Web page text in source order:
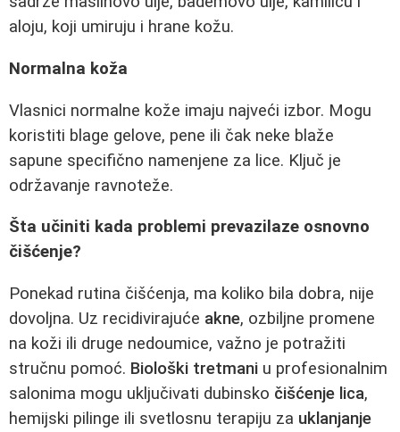
aloju, koji umiruju i hrane kožu.
Normalna koža
Vlasnici normalne kože imaju najveći izbor. Mogu
koristiti blage gelove, pene ili čak neke blaže
sapune specifično namenjene za lice. Ključ je
održavanje ravnoteže.
Šta učiniti kada problemi prevazilaze osnovno
čišćenje?
Ponekad rutina čišćenja, ma koliko bila dobra, nije
dovoljna. Uz recidivirajuće akne, ozbiljne promene
na koži ili druge nedoumice, važno je potražiti
stručnu pomoć. Biološki tretmani u profesionalnim
salonima mogu uključivati dubinsko čišćenje lica,
hemijski pilinge ili svetlosnu terapiju za uklanjanje